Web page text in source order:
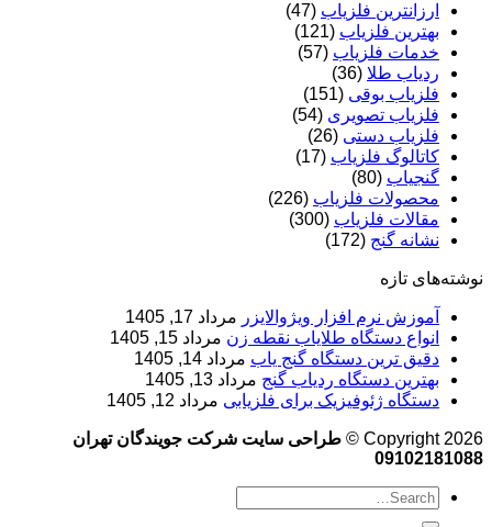
ارزانترین فلزیاب (47)
بهترین فلزیاب (121)
خدمات فلزیاب (57)
ردیاب طلا (36)
فلزیاب بوقی (151)
فلزیاب تصویری (54)
فلزیاب دستی (26)
کاتالوگ فلزیاب (17)
گنجیاب (80)
محصولات فلزیاب (226)
مقالات فلزیاب (300)
نشانه گنج (172)
نوشته‌های تازه
آموزش نرم‌ افزار ویژوالایزر مرداد 17, 1405
انواع دستگاه طلایاب نقطه زن مرداد 15, 1405
دقیق ترین دستگاه گنج یاب مرداد 14, 1405
بهترین دستگاه ردیاب گنج مرداد 13, 1405
دستگاه ژئوفیزیک برای فلزیابی مرداد 12, 1405
Copyright 2026 ©
طراحی سایت شرکت جویندگان تهران
09102181088